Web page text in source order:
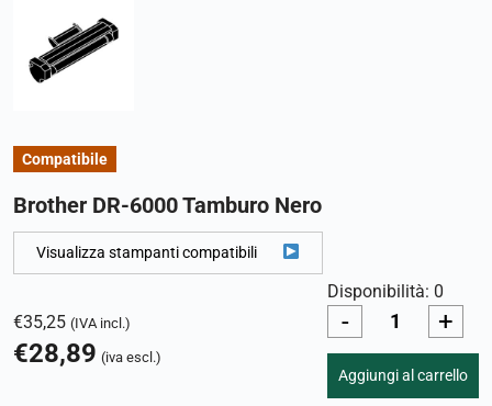
Compatibile
Brother DR-6000 Tamburo Nero
Visualizza stampanti compatibili
€35,25 (IVA incl.)
€28,89 (iva escl.)
Disponibilità: 0
- +
Aggiungi al carrello